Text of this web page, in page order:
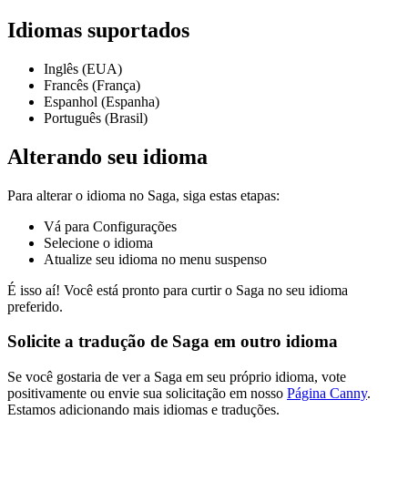
Idiomas suportados
Inglês (EUA)
Francês (França)
Espanhol (Espanha)
Português (Brasil)
Alterando seu idioma
Para alterar o idioma no Saga, siga estas etapas:
Vá para Configurações
Selecione o idioma
Atualize seu idioma no menu suspenso
É isso aí! Você está pronto para curtir o Saga no seu idioma
preferido.
Solicite a tradução de Saga em outro idioma
Se você gostaria de ver a Saga em seu próprio idioma, vote
positivamente ou envie sua solicitação em nosso Página Canny.
Estamos adicionando mais idiomas e traduções.